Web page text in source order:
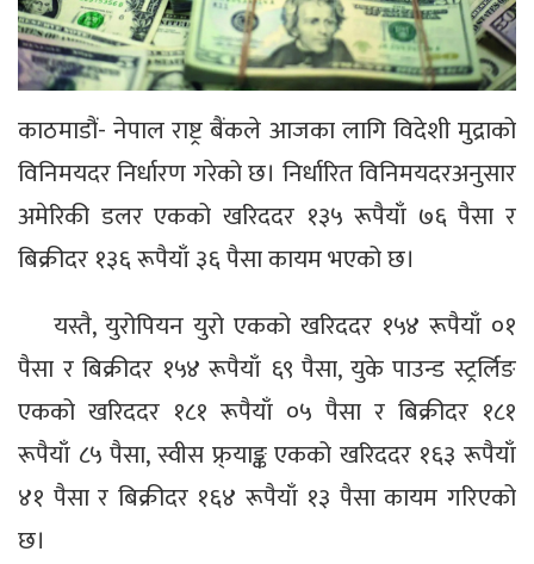
काठमाडौं- नेपाल राष्ट्र बैंकले आजका लागि विदेशी मुद्राको
विनिमयदर निर्धारण गरेको छ। निर्धारित विनिमयदरअनुसार
अमेरिकी डलर एकको खरिददर १३५ रूपैयाँ ७६ पैसा र
बिक्रीदर १३६ रूपैयाँ ३६ पैसा कायम भएको छ।
यस्तै, युरोपियन युरो एकको खरिददर १५४ रूपैयाँ ०१
पैसा र बिक्रीदर १५४ रूपैयाँ ६९ पैसा, युके पाउन्ड स्ट्रर्लिङ
एकको खरिददर १८१ रूपैयाँ ०५ पैसा र बिक्रीदर १८१
रूपैयाँ ८५ पैसा, स्वीस फ्र्याङ्क एकको खरिददर १६३ रूपैयाँ
४१ पैसा र बिक्रीदर १६४ रूपैयाँ १३ पैसा कायम गरिएको
छ।